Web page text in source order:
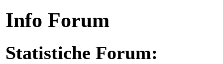
Info Forum
Statistiche Forum: